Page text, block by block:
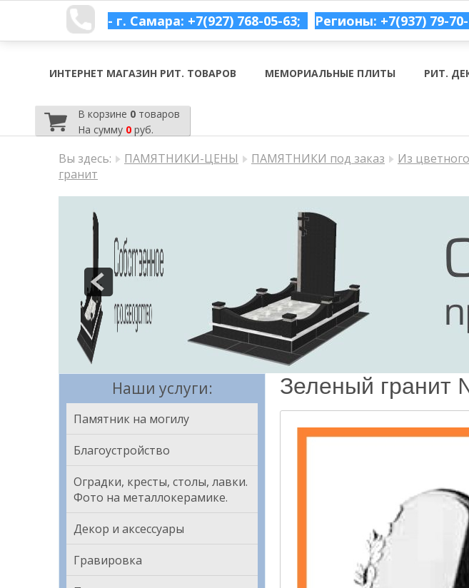
- г. Самара: +7(927) 768-05-63; Регионы: +7(937) 79-
ИНТЕРНЕТ МАГАЗИН РИТ. ТОВАРОВ МЕМОРИАЛЬНЫЕ ПЛИТЫ РИТ.
В корзине 0товаров
На сумму 0руб.
Вы здесь: ПАМЯТНИКИ-ЦЕНЫ ПАМЯТНИКИ под заказ Из
гранит
Наши услуги:
Памятник на могилу
Благоустройство
Оградки, кресты, столы, лавки.
Фото на металлокерамике.
Декор и аксессуары
Гравировка
Зеленый гранит